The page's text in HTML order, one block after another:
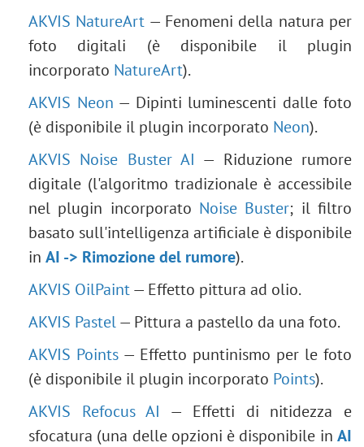
AKVIS NatureArt — Fenomeni della natura per
foto digitali (è disponibile il plugin
incorporato NatureArt).
AKVIS Neon — Dipinti luminescenti dalle foto
(è disponibile il plugin incorporato Neon).
AKVIS Noise Buster AI — Riduzione rumore
digitale (l'algoritmo tradizionale è accessibile
nel plugin incorporato Noise Buster; il filtro
basato sull'intelligenza artificiale è disponibile
in AI -> Rimozione del rumore).
AKVIS OilPaint— Effetto pittura ad olio.
AKVIS Pastel— Pittura a pastello da una foto.
AKVIS Points — Effetto puntinismo per le foto
(è disponibile il plugin incorporato Points).
AKVIS Refocus AI — Effetti di nitidezza e
sfocatura (una delle opzioni è disponibile in AI